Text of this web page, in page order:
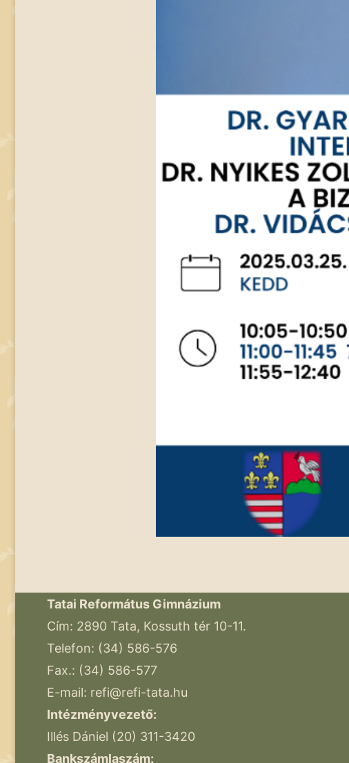
Tatai Református Gimnázium
Cím: 2890 Tata, Kossuth tér 10-11.
Telefon: (34) 586-576
Fax.: (34) 586-577
E-mail: refi@refi-tata.hu
Intézményvezető:
Illés Dániel (20) 311-3420
Bankszámlaszám: